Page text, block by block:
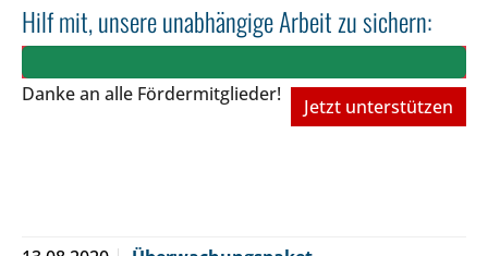
Hilf mit, unsere unabhängige Arbeit zu sichern:
Danke an alle Fördermitglieder!
Jetzt unterstützen